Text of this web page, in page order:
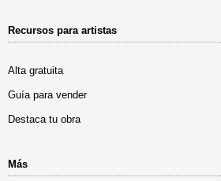
Recursos para artistas
Alta gratuita
Guía para vender
Destaca tu obra
Más